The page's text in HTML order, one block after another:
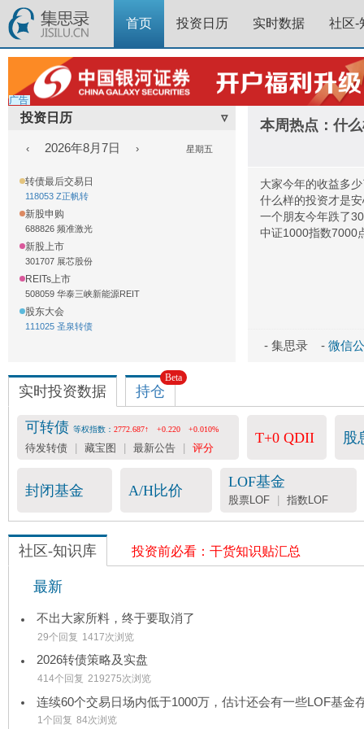
首页 投资日历 实时数据 社区-
广告
投资日历 ▿
‹ 2026年8月7日 › 星期五
转债最后交易日
118053 Z正帆转
新股申购
688826 频准激光
新股上市
301707 展芯股份
REITs上市
508059 华泰三峡新能源REIT
股东大会
111025 圣泉转债
收费数据
可转债评分表 -- 36元/月
本周热点：什
大家今年的收益多
什么样的投资才是
一个朋友今年跌了
中证1000指数7000
- 集思录 - 微信
实时投资数据 持仓
Beta
可转债 等权指数： 2772.687↑ +0.220 +0.010%
待发转债 藏宝图 最新公告 评分
T+0 QDII 股
封闭基金 A/H比价
LOF基金
股票LOF | 指数LOF
社区-知识库 投资前必看：干货知识贴汇总
最新
不出大家所料，终于要取消了
29个回复 1417次浏览
2026转债策略及实盘
414个回复 219275次浏览
1个回复 84次浏览